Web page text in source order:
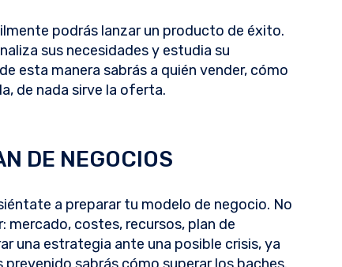
podrás lanzar un producto de éxito.
sus necesidades y estudia su
esta manera sabrás a quién vender, cómo
de nada sirve la oferta.
DE NEGOCIOS
a preparar tu modelo de negocio. No
mercado, costes, recursos, plan de
una estrategia ante una posible crisis, ya